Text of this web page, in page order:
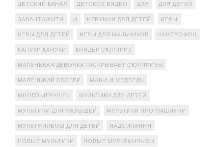
ДЕТСКИЙ КАНАЛ ДЕТСКОЕ ВИДЕО ДЛЯ ДЛЯ ДЕТЕЙ
ЗАВАНТАЖИТИ И ИГРУШКИ ДЛЯ ДЕТЕЙ ИГРЫ
ИГРЫ ДЛЯ ДЕТЕЙ ИГРЫ ДЛЯ МАЛЬЧИКОВ КАМЕРОФОН
КАПУКИ КАНУКИ КИНДЕР СЮРПРИЗ
МАЛЕНЬКАЯ ДЕВОЧКА РАСКРЫВАЕТ СЮРПРИЗЫ
МАЛЕНЬКИЙ БЛОГЕР МАША И МЕДВЕДЬ
МНОГО ИГРУШЕК МУЛЬТИКИ ДЛЯ ДЕТЕЙ
МУЛЬТИКИ ДЛЯ МАЛЫШЕЙ МУЛЬТИКИ ПРО МАШИНКИ
МУЛЬТФИЛЬМЫ ДЛЯ ДЕТЕЙ НАДСИЛАННЯ
НОВЫЕ МУЛЬТИКИ НОВЫЕ МУЛЬТФИЛЬМЫ